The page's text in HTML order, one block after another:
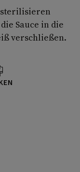
sterilisieren
Sauce in die
verschließen.